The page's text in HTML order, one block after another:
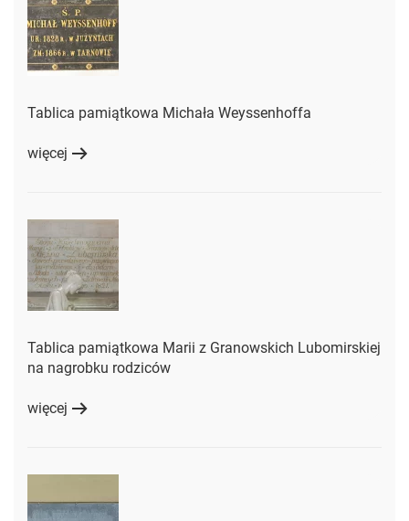
Tablica pamiątkowa Michała Weyssenhoffa
więcej
Tablica pamiątkowa Marii z Granowskich Lubomirskiej
na nagrobku rodziców
więcej